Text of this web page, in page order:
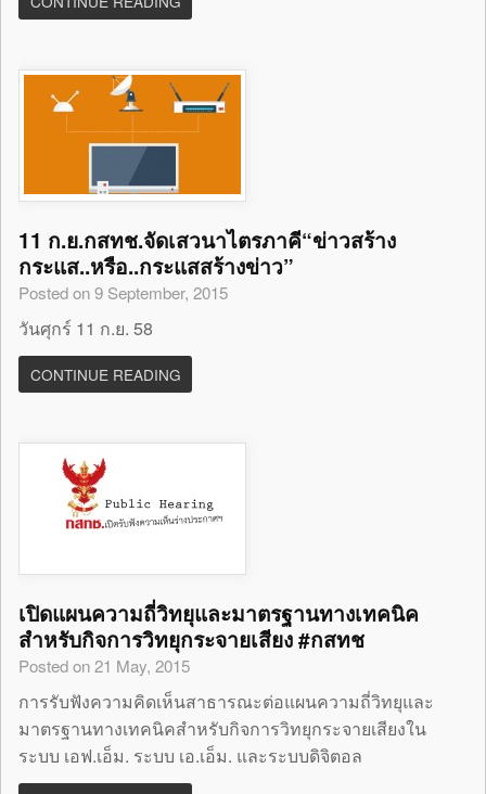
11 ก.ย.กสทช.จัดเสวนาไตรภาคี“ข่าวสร้าง
กระแส..หรือ..กระแสสร้างข่าว”
Posted on 9 September, 2015
วันศุกร์ 11 ก.ย. 58
CONTINUE READING
เปิดแผนความถี่วิทยุและมาตรฐานทางเทคนิค
สำหรับกิจการวิทยุกระจายเสียง #กสทช
Posted on 21 May, 2015
การรับฟังความคิดเห็นสาธารณะต่อแผนความถี่วิทยุและ
มาตรฐานทางเทคนิคสำหรับกิจการวิทยุกระจายเสียงใน
ระบบ เอฟ.เอ็ม. ระบบ เอ.เอ็ม. และระบบดิจิตอล